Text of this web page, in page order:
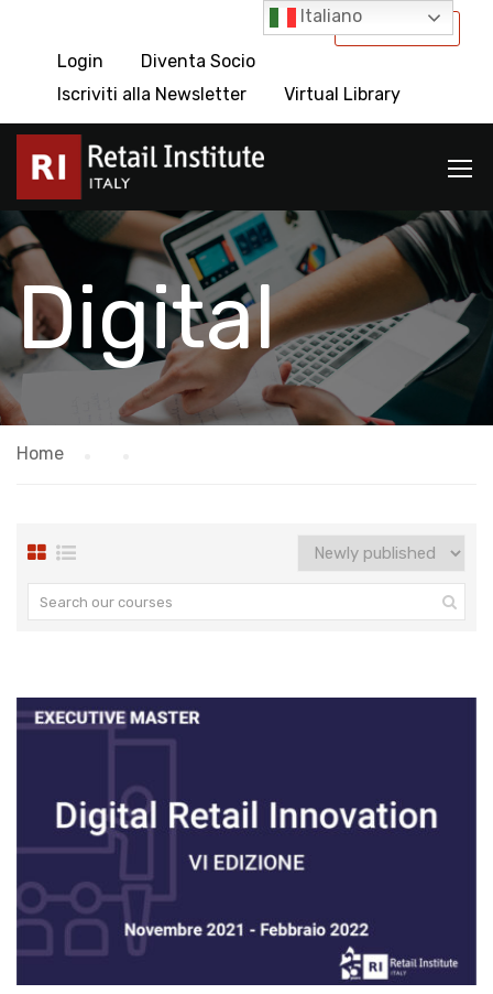
International
Login
Diventa Socio
Iscriviti alla Newsletter
Virtual Library
Digital
Home
Italiano